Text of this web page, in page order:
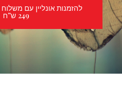
להזמנות אונליין עם
249 ש”ח